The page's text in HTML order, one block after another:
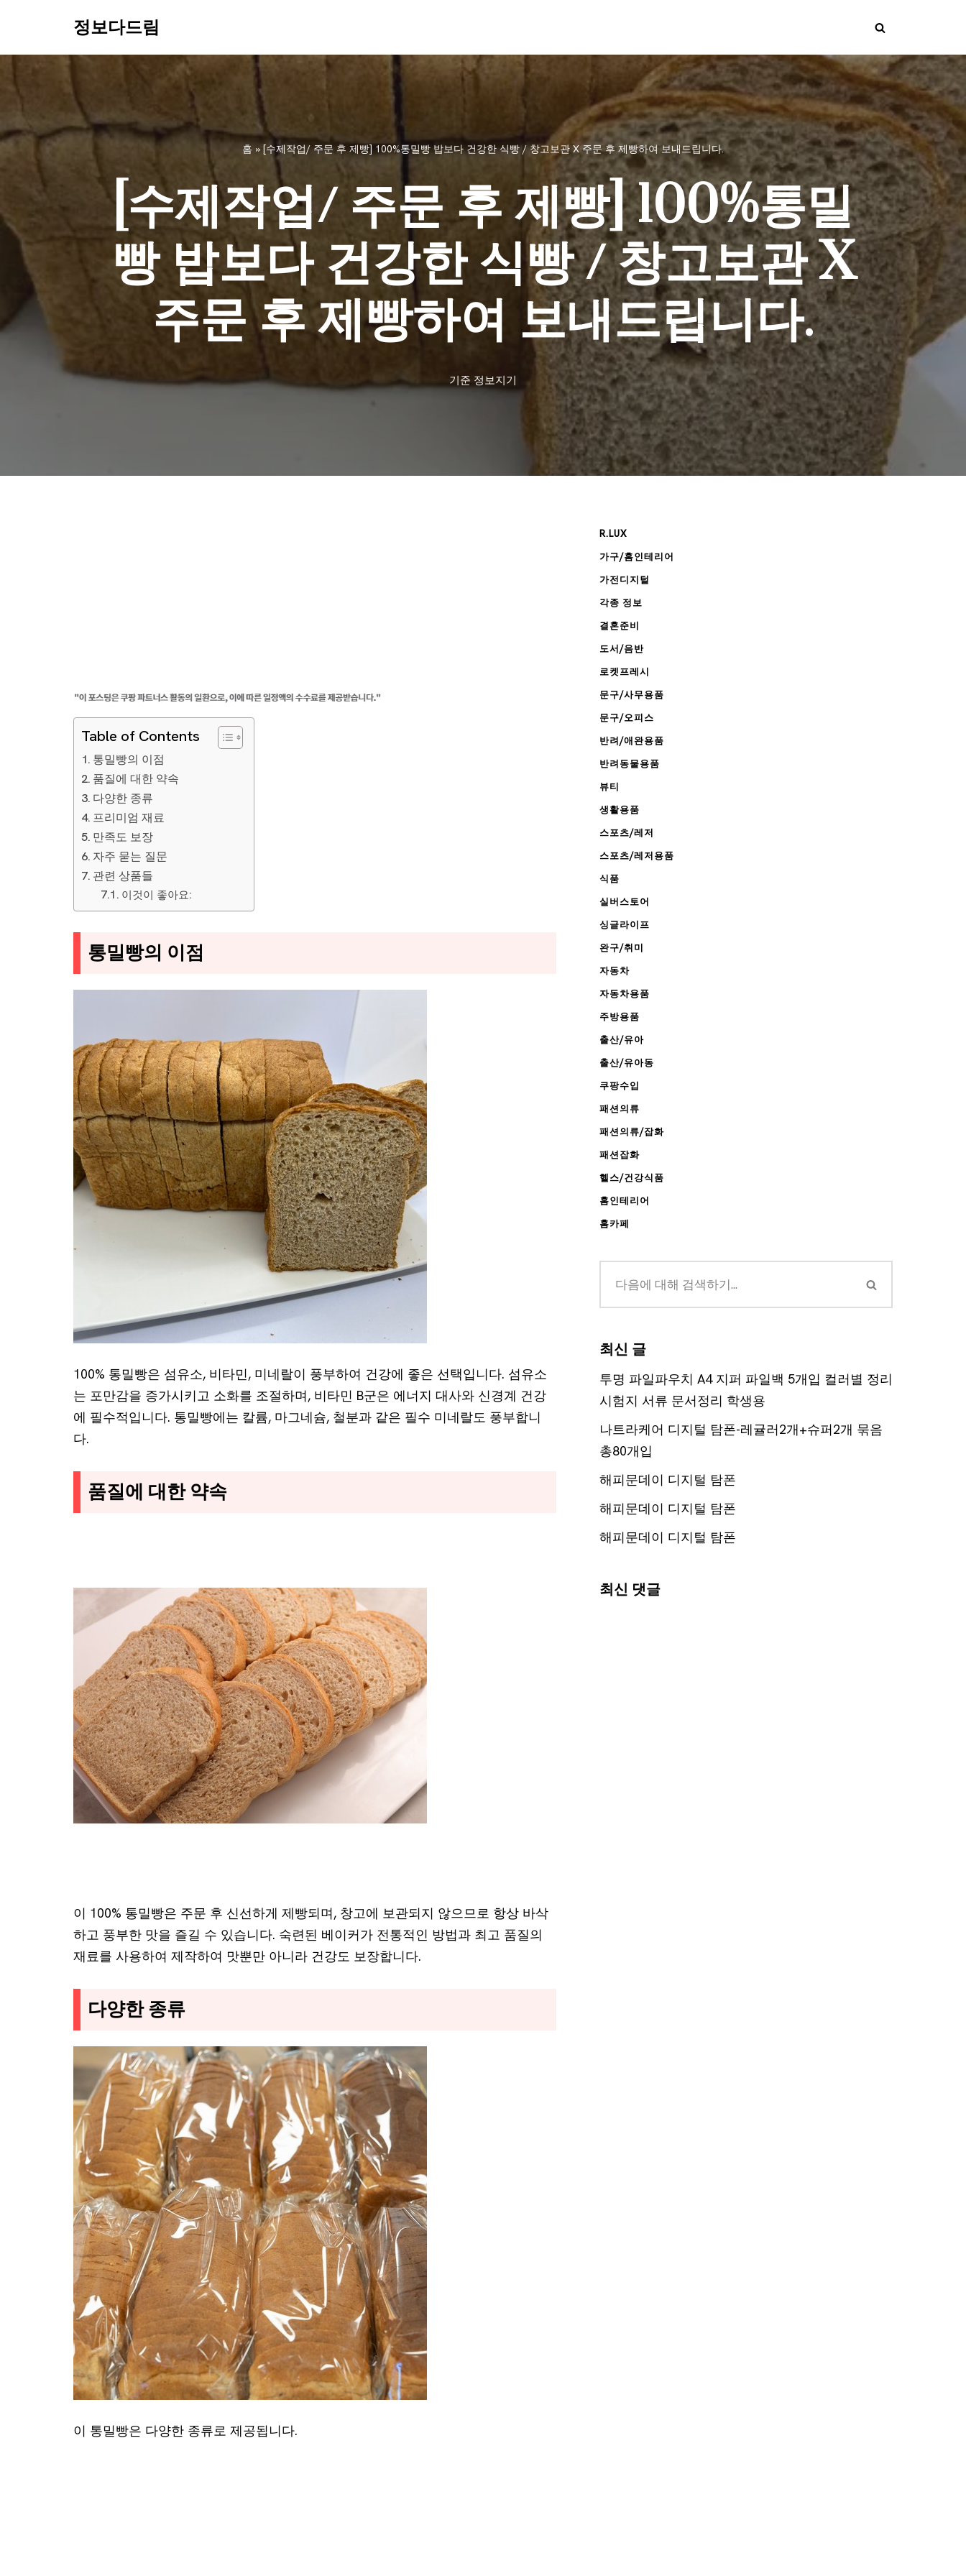
너
정보다드림
홈 » [수제작업/ 주문 후 제빵] 100%통밀빵 밥보다 건강한 식빵 / 창고보관 X 주문 후 제빵하여 보내드립니다.
[수제작업/ 주문 후 제빵] 100%통밀
빵 밥보다 건강한 식빵 / 창고보관 X
주문 후 제빵하여 보내드립니다.
기준 정보지기
Table of Contents
통밀빵의 이점
품질에 대한 약속
다양한 종류
프리미엄 재료
만족도 보장
자주 묻는 질문
관련 상품들
이것이 좋아요:
통밀빵의 이점
100% 통밀빵은 섬유소, 비타민, 미네랄이 풍부하여 건강에 좋은 선택입니다. 섬유소
는 포만감을 증가시키고 소화를 조절하며, 비타민 B군은 에너지 대사와 신경계 건강
에 필수적입니다. 통밀빵에는 칼륨, 마그네슘, 철분과 같은 필수 미네랄도 풍부합니
다.
품질에 대한 약속
이 100% 통밀빵은 주문 후 신선하게 제빵되며, 창고에 보관되지 않으므로 항상 바삭
하고 풍부한 맛을 즐길 수 있습니다. 숙련된 베이커가 전통적인 방법과 최고 품질의
재료를 사용하여 제작하여 맛뿐만 아니라 건강도 보장합니다.
다양한 종류
이 통밀빵은 다양한 종류로 제공됩니다.
R.LUX
가구/홈인테리어
가전디지털
각종 정보
결혼준비
도서/음반
로켓프레시
문구/사무용품
문구/오피스
반려/애완용품
반려동물용품
뷰티
생활용품
스포츠/레저
스포츠/레저용품
식품
실버스토어
싱글라이프
완구/취미
자동차
자동차용품
주방용품
출산/유아
출산/유아동
쿠팡수입
패션의류
패션의류/잡화
패션잡화
헬스/건강식품
홈인테리어
홈카페
최신 글
투명 파일파우치 A4 지퍼 파일백 5개입 컬러별 정리
시험지 서류 문서정리 학생용
나트라케어 디지털 탐폰-레귤러2개+슈퍼2개 묶음
총80개입
해피문데이 디지털 탐폰
해피문데이 디지털 탐폰
해피문데이 디지털 탐폰
최신 댓글